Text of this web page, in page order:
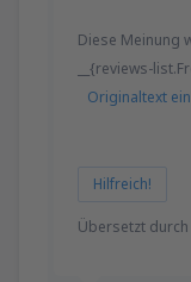
Diese Meinung
__{reviews-
Originaltext
Hilfreich!
Übersetzt durch